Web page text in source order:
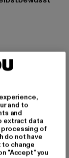
5%
Co. KG |
and to
and
extract data
processing of
do not have
to change
"Accept" you